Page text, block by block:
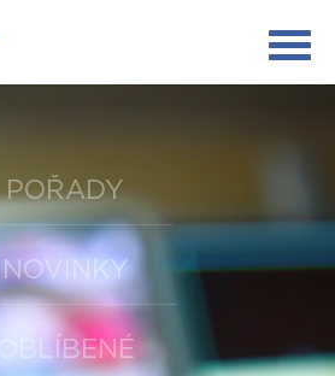
POŘADY
NOVINKY
OBLÍBENÉ